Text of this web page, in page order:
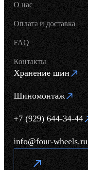
О нас
Оплата и доставка
FAQ
Контакты
Хранение шин
Шиномонтаж
+7 (929) 644-34-44
info@four-wheels.ru